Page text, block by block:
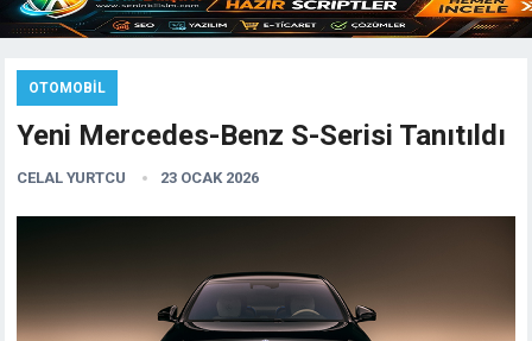
OTOMOBIL
Yeni Mercedes-Benz S-Serisi Tanıtıldı
CELAL YURTCU 23 OCAK 2026